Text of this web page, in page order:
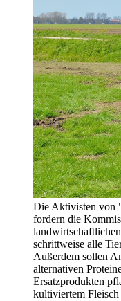
Die Aktivisten von
fordern die
schrittweise alle
Außerdem sollen
alternativen
Ersatzprodukten
kultiviertem Fleisch